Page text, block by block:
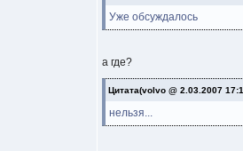
Уже обсуждалось
а где?
Цитата(volvo @ 2.03.2007
нельзя...